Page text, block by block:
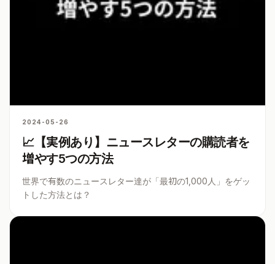
2024-05-26
📈【実例あり】ニュースレターの購読者を
増やす5つの方法
世界で有数のニュースレター達が「最初の1,000人」をゲッ
トした方法とは？